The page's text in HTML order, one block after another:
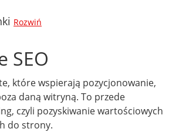
Rozwiń
SEO
które wspierają pozycjonowanie,
daną witryną. To przede
czyli pozyskiwanie wartościowych
do strony.